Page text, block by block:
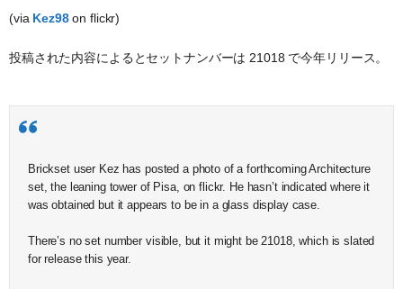
(via Kez98on flickr)
投稿された内容によるとセットナンバーは 21018 で今年リリース。
Brickset user Kez has posted a photo of a forthcoming Architecture
set, the leaning tower of Pisa, on flickr. He hasn’t indicated where it
was obtained but it appears to be in a glass display case.
There’s no set number visible, but it might be 21018, which is slated
for release this year.